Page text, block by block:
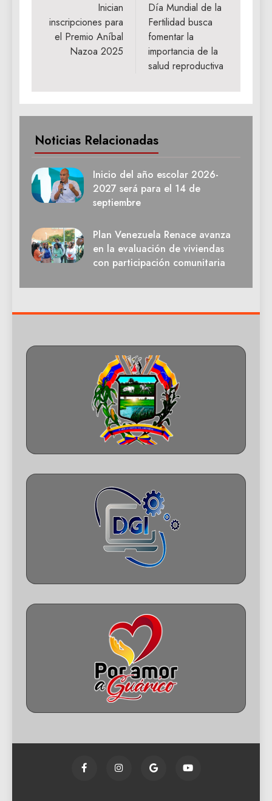
entradas
Inician
inscripciones para
el Premio Aníbal
Nazoa 2025
Día Mundial de la
Fertilidad busca
fomentar la
importancia de la
salud reproductiva
Noticias Relacionadas
Inicio del año escolar 2026-
2027 será para el 14 de
septiembre
Plan Venezuela Renace avanza
en la evaluación de viviendas
con participación comunitaria